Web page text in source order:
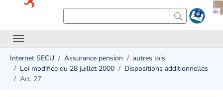
Internet SECU Assurance pension
autres lois
Loi modifiée du 28 juillet 2000
Dispositions additionnelles
Art. 27